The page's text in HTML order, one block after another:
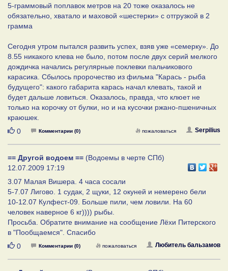
5-граммовый поплавок метров на 20 тоже оказалось не
обязательно, хватало и маховой «шестерки» с отгрузкой в 2
грамма
Сегодня утром пытался развить успех, взяв уже «семерку». До
8.55 никакого клева не было, потом после двух серий мелкого
дождичка начались регулярные поклевки пальчикового
карасика. Сбылось пророчество из фильма "Карась - рыба
будущего": какого габарита карась начал клевать, такой и
будет дальше ловиться. Оказалось, правда, что клюет не
только на корочку от булки, но и на кусочки ржано-пшеничных
краюшек.
Нравится
0 Комментарии (0) Serpilius
пожаловаться
== Другой водоем == (Водоемы в черте СПб)
12.07.2009 17:19
3.07 Малая Вишера. 4 часа сосали
5-7.07 Лигово. 1 судак, 2 щуки, 12 окуней и немерено бели
10-12.07 Кулфест-09. Больше пили, чем ловили. На 60
человек наверное 6 кг)))) рыбы.
Просьба. Обратите внимание на сообщение Лёхи Питерского
в "Пообщаемся". Спасибо
Нравится
0 Комментарии (0) Любитель бальзамов
пожаловаться